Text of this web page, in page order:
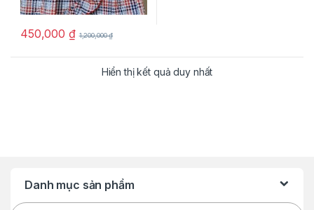
450,000 ₫ 1,200,000₫
Hiển thị kết quả duy nhất
Danh mục sản phẩm